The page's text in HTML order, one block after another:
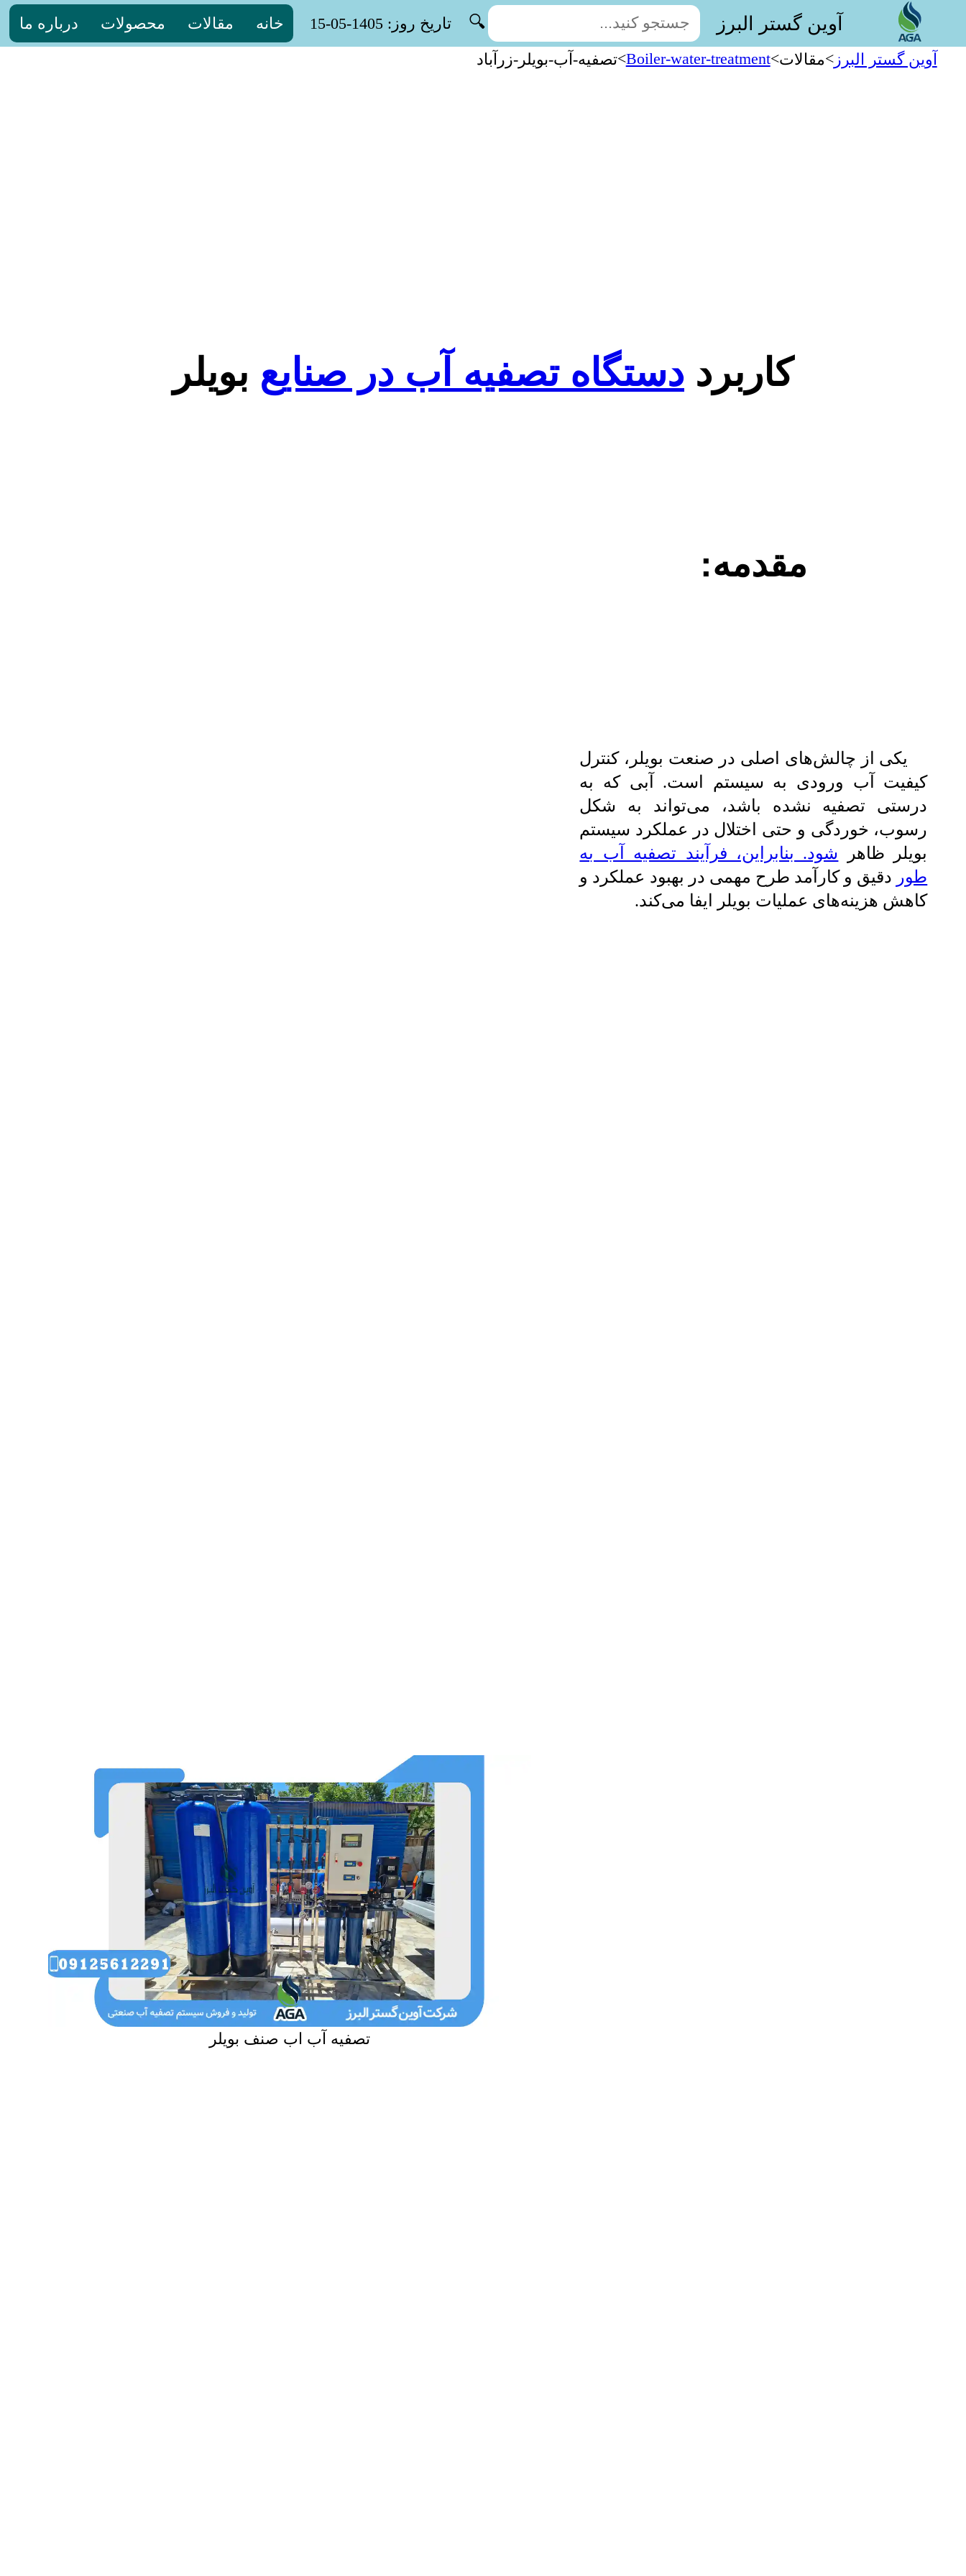
آوین گستر البرز 🔍 تاریخ روز: 1405-05-15 خانه مقالات محصولات درباره ما
کاربرد دستگاه تصفیه آب در صنایع بویلر
آوین گستر البرز>مقالات>
Boiler-water-treatment
>تصفیه-آب-بویلر-زرآباد
مقدمه:
یکی از چالش‌های اصلی در صنعت بویلر، کنترل
کیفیت آب ورودی به سیستم است. آبی که به
درستی تصفیه نشده باشد، می‌تواند به شکل
رسوب، خوردگی و حتی اختلال در عملکرد سیستم
بویلر ظاهر شود. بنابراین، فرآیند تصفیه آب به
طور دقیق و کارآمد طرح مهمی در بهبود عملکرد و
کاهش هزینه‌های عملیات بویلر ایفا می‌کند.
تصفیه آب اب صنف بویلر